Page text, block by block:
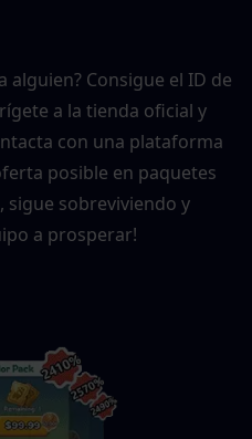
alguien? Consigue el ID de
a la tienda oficial y
con una plataforma
posible en paquetes
sigue sobreviviendo y
a prosperar!